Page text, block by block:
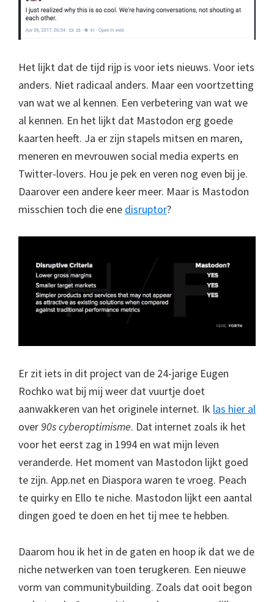
Het lijkt dat de tijd rijp is voor iets nieuws. Voor iets
anders. Niet radicaal anders. Maar een voortzetting
van wat we al kennen. Een verbetering van wat we
al kennen. En het lijkt dat Mastodon erg goede
kaarten heeft. Ja er zijn stapels mitsen en maren,
meneren en mevrouwen social media experts en
Twitter-lovers. Hou je pek en veren nog even bij je.
Daarover een andere keer meer. Maar is Mastodon
misschien toch die ene disruptor?
Er zit iets in dit project van de 24-jarige Eugen
Rochko wat bij mij weer dat vuurtje doet
aanwakkeren van het originele internet. Ik las hier al
over90s cyberoptimisme. Dat internet zoals ik het
voor het eerst zag in 1994 en wat mijn leven
veranderde. Het moment van Mastodon lijkt goed
te zijn. App.net en Diaspora waren te vroeg. Peach
te quirky en Ello te niche. Mastodon lijkt een aantal
dingen goed te doen en het tij mee te hebben.
Daarom hou ik het in de gaten en hoop ik dat we de
niche netwerken van toen terugkeren. Een nieuwe
vorm van communitybuilding. Zoals dat ooit begon